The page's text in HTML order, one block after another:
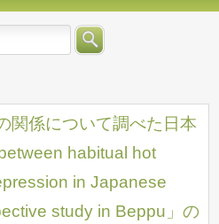
関係について調べた日本
habitual hot
in Japanese
study in Beppu」の